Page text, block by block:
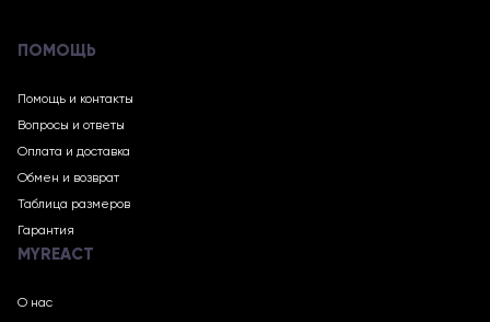
ПОМОЩЬ
Помощь и контакты
Вопросы и ответы
Оплата и доставка
Обмен и возврат
Таблица размеров
Гарантия
MYREACT
О нас